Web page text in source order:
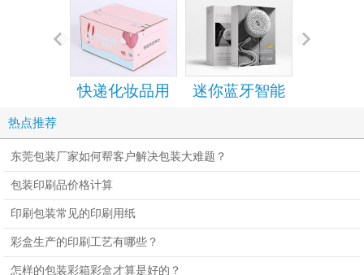
快递化妆品用
迷你蓝牙智能
设计定制
热点推荐
东莞包装厂家如何帮客户解决包装大难题？
包装印刷品价格计算
印刷包装常见的印刷用纸
彩盒生产的印刷工艺有哪些？
怎样的包装彩箱彩盒才算是好的？